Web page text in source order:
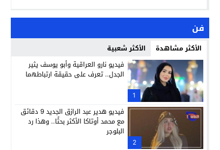
فن
الأكثر مشاهدة الأكثر شعبية
1
فيديو نارو العراقية وأبو يوسف يثير
الجدل.. تعرف على حقيقة ارتباطهما
2
فيديو هدير عبد الرازق الجديد 9 دقائق
مع محمد أوتاكا الأكثر بحثًا.. وهذا رد
البلوجر